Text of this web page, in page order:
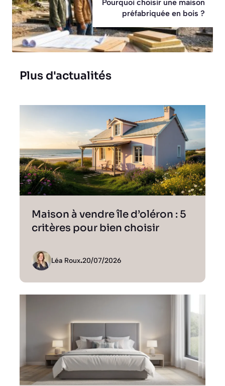
Pourquoi choisir une maison
préfabriquée en bois ?
Plus d'actualités
Maison à vendre île d’oléron : 5
critères pour bien choisir
Léa Roux.20/07/2026